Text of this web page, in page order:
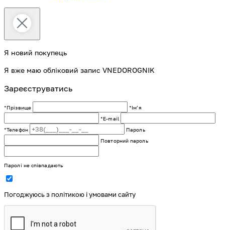
Я новий покупець
Я вже маю обліковий запис VNEDOROGNIK
Зареєструватись
*Прізвище
*Імʼя
*E-mail
*Телефон
Пароль
Повторний пароль
Паролі не співпадають
Погоджуюсь з політикою і умовами сайту